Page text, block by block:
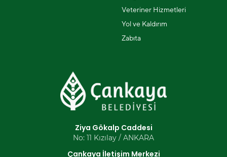
Veteriner Hizmetleri
Yol ve Kaldırım
Zabıta
Ziya Gökalp Caddesi
No: 11 Kızılay / ANKARA
Çankaya İletişim Merkezi